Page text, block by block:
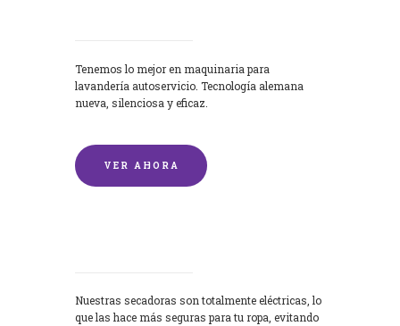
Tenemos lo mejor en maquinaria para
lavandería autoservicio. Tecnología alemana
nueva, silenciosa y eficaz.
VER AHORA
Nuestras secadoras son totalmente eléctricas, lo
que las hace más seguras para tu ropa, evitando